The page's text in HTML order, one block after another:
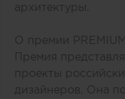
архитектуры.
О премии
Премия
проекты
дизайнеров. Она